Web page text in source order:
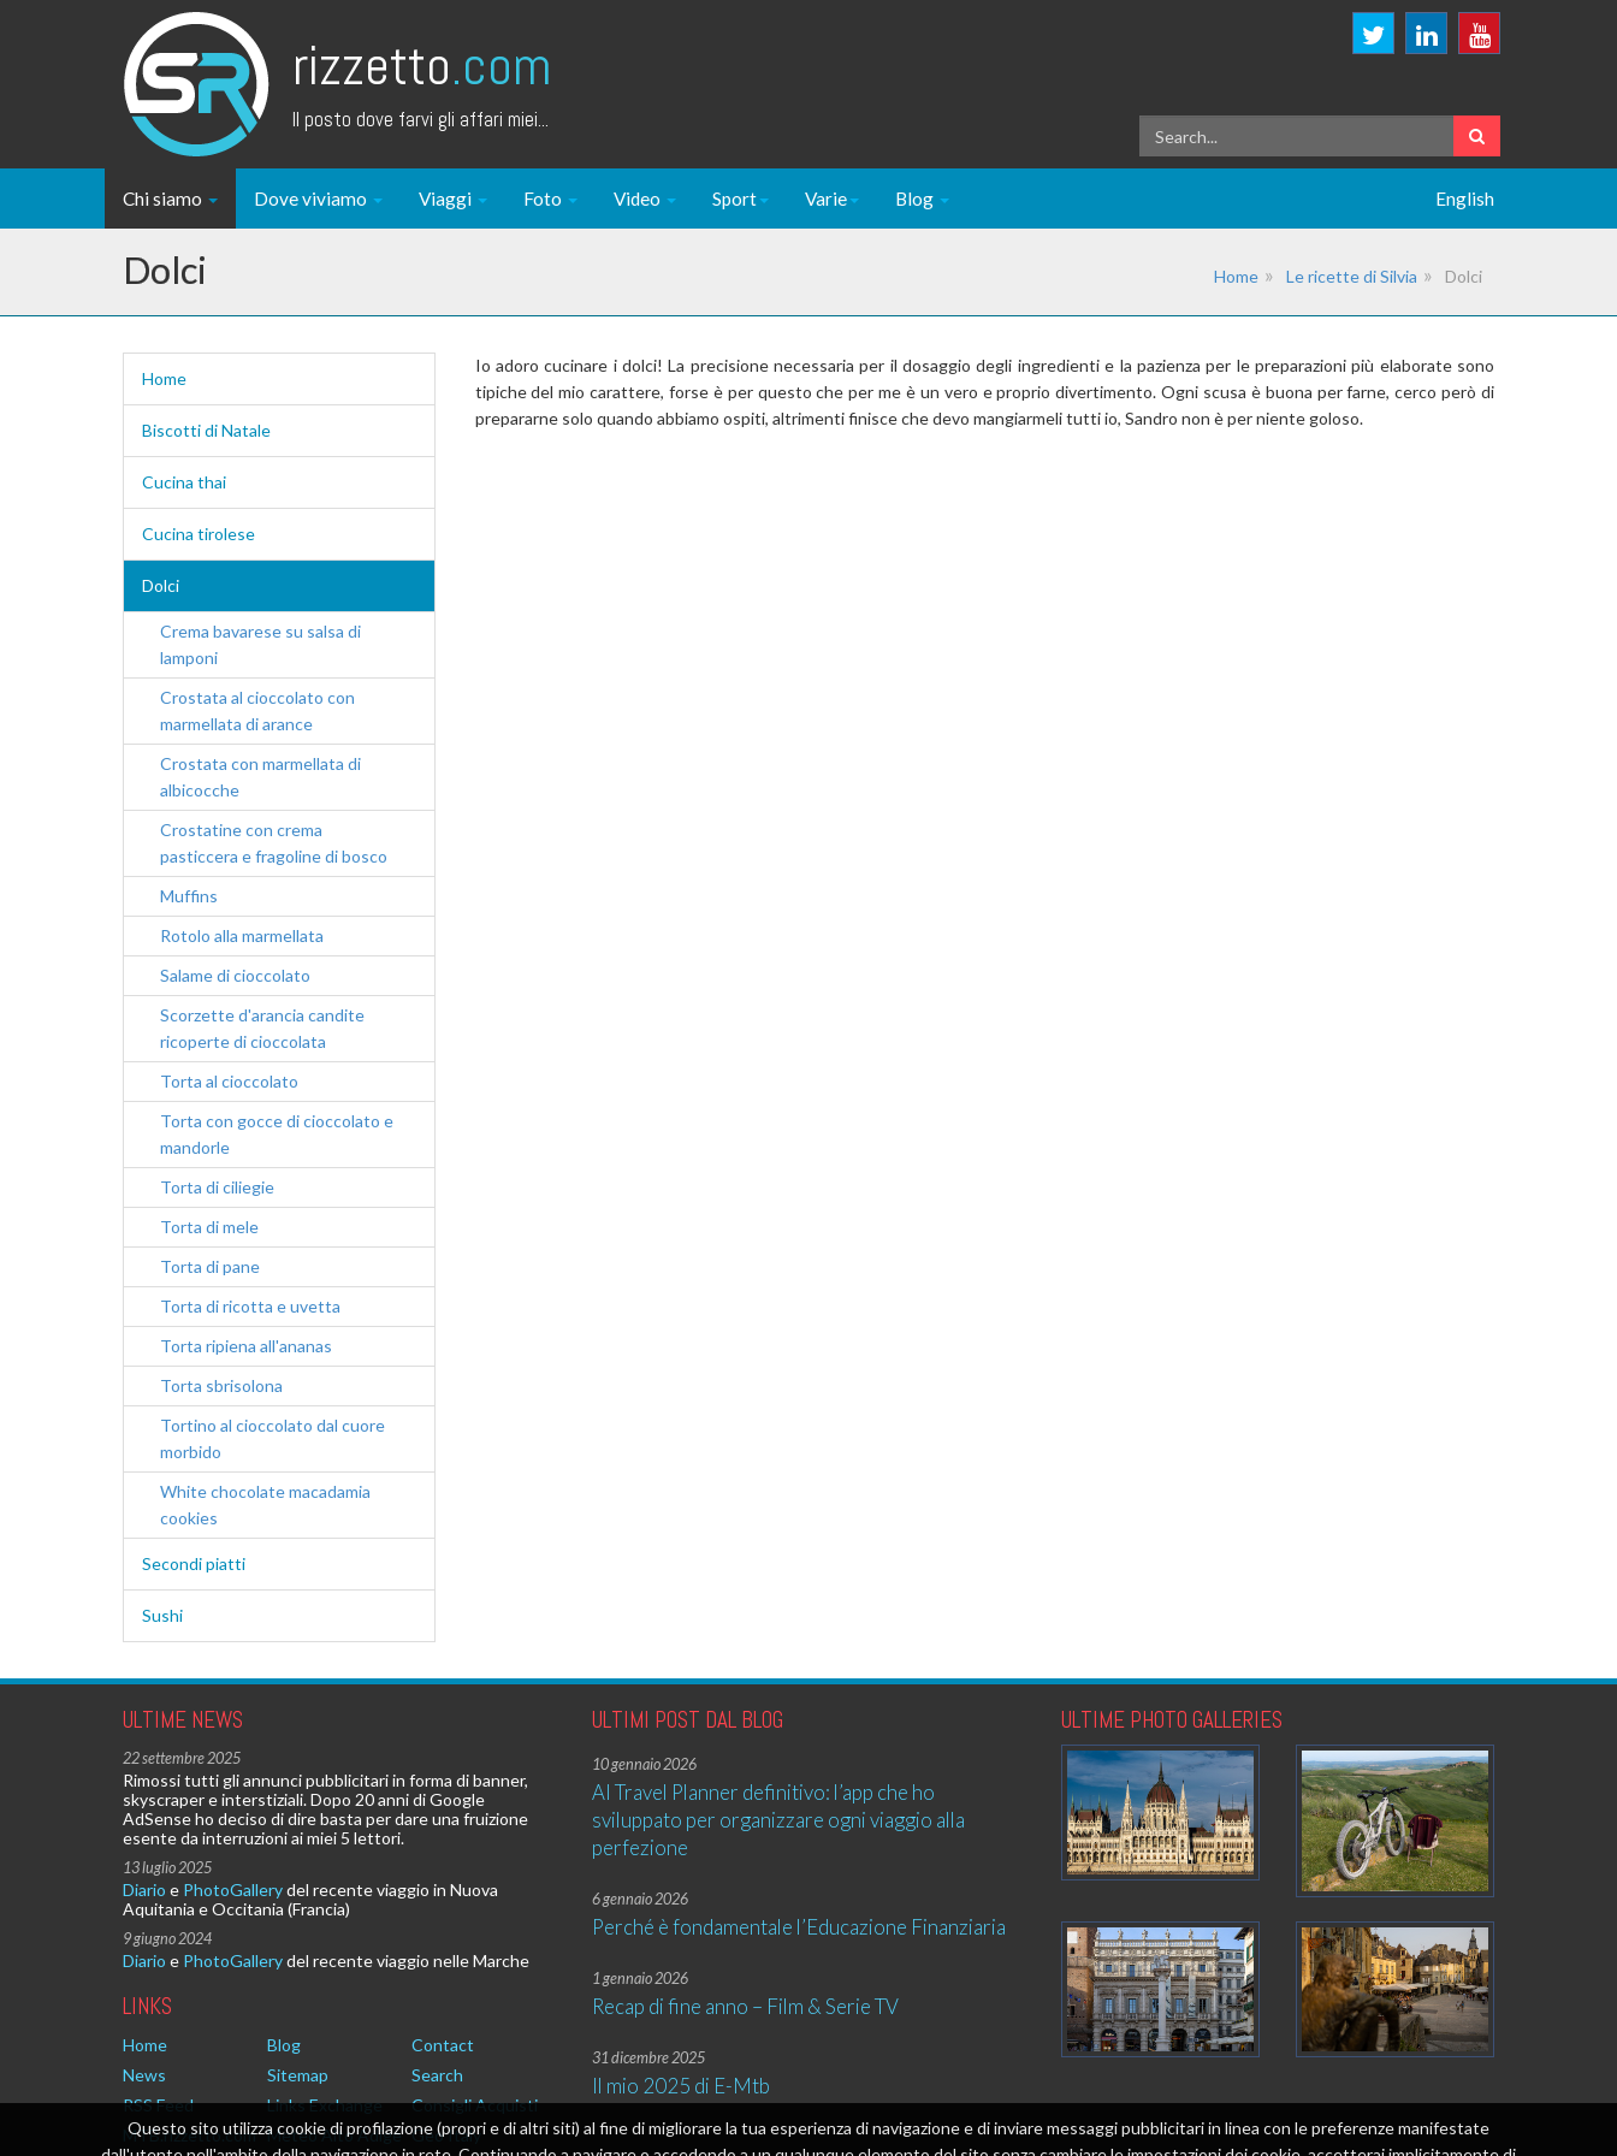
rizzetto.com
Il posto dove farvi gli affari miei...
Chi siamo Dove viviamo Viaggi Foto Video Sport Varie Blog English
Dolci Home Le ricette di Silvia Dolci
Home
Biscotti di Natale
Cucina thai
Cucina tirolese
Dolci
Crema bavarese su salsa di
lamponi
Crostata al cioccolato con
marmellata di arance
Crostata con marmellata di
albicocche
Crostatine con crema
pasticcera e fragoline di bosco
Muffins
Rotolo alla marmellata
Salame di cioccolato
Scorzette d'arancia candite
ricoperte di cioccolata
Torta al cioccolato
Torta con gocce di cioccolato e
mandorle
Torta di ciliegie
Torta di mele
Torta di pane
Torta di ricotta e uvetta
Torta ripiena all'ananas
Torta sbrisolona
Tortino al cioccolato dal cuore
morbido
White chocolate macadamia
cookies
Secondi piatti
Sushi
Io adoro cucinare i dolci! La precisione necessaria per il dosaggio degli ingredienti e la pazienza per le preparazioni più elaborate sono
tipiche del mio carattere, forse è per questo che per me è un vero e proprio divertimento. Ogni scusa è buona per farne, cerco però di
prepararne solo quando abbiamo ospiti, altrimenti finisce che devo mangiarmeli tutti io, Sandro non è per niente goloso.
ULTIME NEWS
22 settembre 2025
Rimossi tutti gli annunci pubblicitari in forma di banner,
skyscraper e interstiziali. Dopo 20 anni di Google
AdSense ho deciso di dire basta per dare una fruizione
esente da interruzioni ai miei 5 lettori.
13 luglio 2025
Diario e PhotoGallerydel recente viaggio in Nuova
Aquitania e Occitania (Francia)
9 giugno 2024
Diario e PhotoGallerydel recente viaggio nelle Marche
LINKS
Home Blog
Contact
News
Sitemap
Search
RSS Feed
Links Exchange
Consigli Acquisti
MTB.rizzetto.com Meteo Alto Adige Geo Italy
ULTIMI POST DAL BLOG
10 gennaio 2026
AI Travel Planner definitivo: l’app che ho
sviluppato per organizzare ogni viaggio alla
perfezione
6 gennaio 2026
Perché è fondamentale l’Educazione Finanziaria
1 gennaio 2026
Recap di fine anno – Film & Serie TV
31 dicembre 2025
Il mio 2025 di E-Mtb
ULTIME PHOTO GALLERIES
Questo sito utilizza cookie di profilazione (propri e di altri siti) al fine di migliorare la tua esperienza di navigazione e di inviare messaggi pubblicitari in linea con le preferenze manifestate